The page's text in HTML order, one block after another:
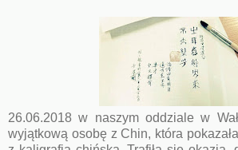
26.06.2018 w naszym oddziale w
wyjątkową osobę z Chin, która